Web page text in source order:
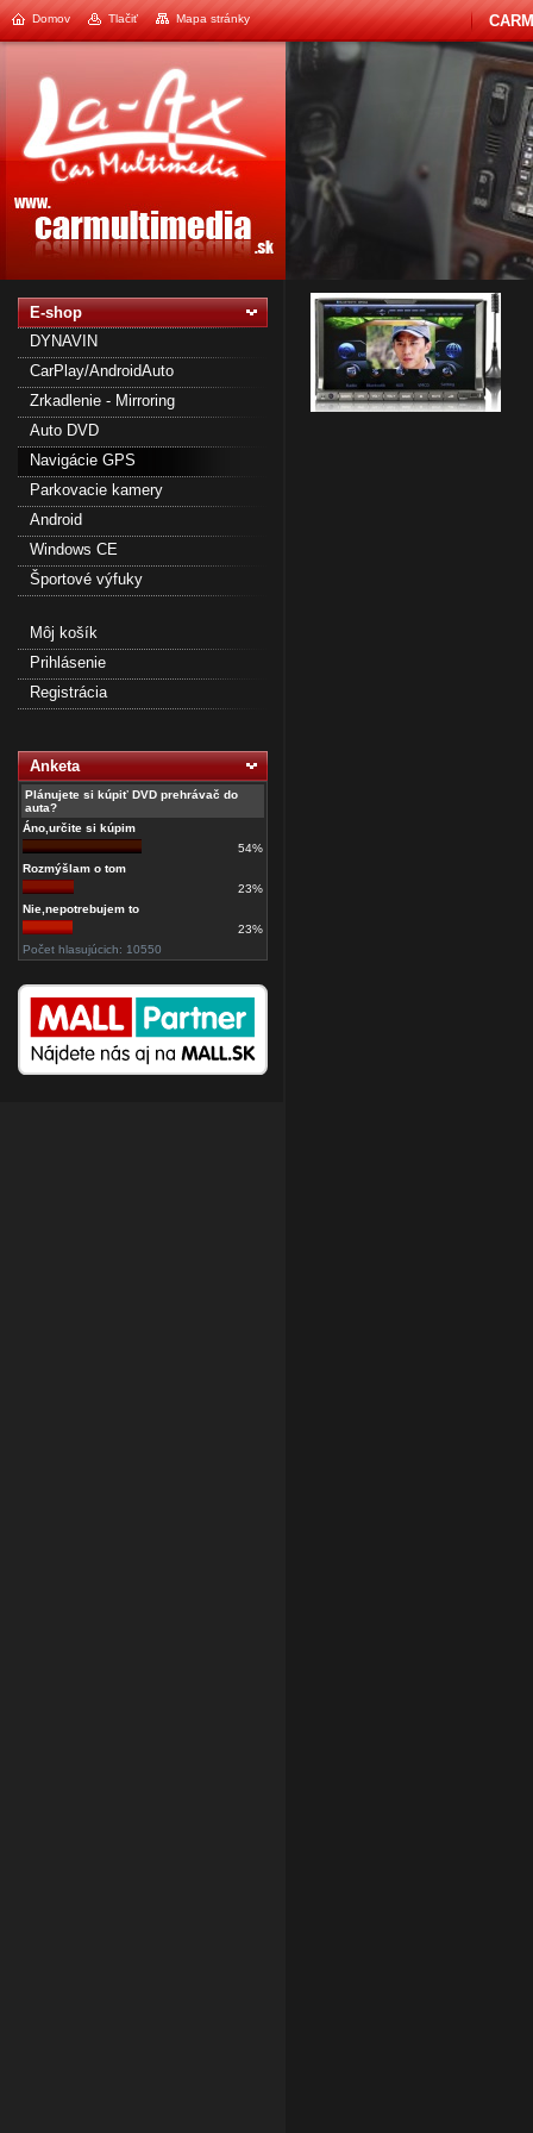
Domov Tlačiť Mapa stránky
E-shop
DYNAVIN
CarPlay/AndroidAuto
Zrkadlenie - Mirroring
Auto DVD
Navigácie GPS
Parkovacie kamery
Android
Windows CE
Športové výfuky
Môj košík
Prihlásenie
Registrácia
Anketa
Plánujete si kúpiť DVD prehrávač do
auta?
Áno,určite si kúpim
54%
Rozmýšlam o tom
23%
Nie,nepotrebujem to
23%
Počet hlasujúcich: 10550